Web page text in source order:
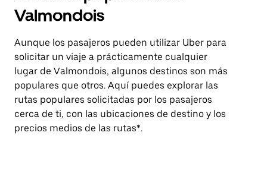
Valmondois
Aunque los pasajeros pueden utilizar Uber para
solicitar un viaje a prácticamente cualquier
lugar de Valmondois, algunos destinos son más
populares que otros. Aquí puedes explorar las
rutas populares solicitadas por los pasajeros
cerca de ti, con las ubicaciones de destino y los
precios medios de las rutas*.